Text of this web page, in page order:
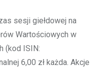
sesji giełdowej na
Wartościowych w
(kod ISIN:
6,00 zł każda. Akcje